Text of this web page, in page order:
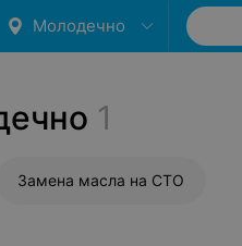
Молодечно
1
Замена масла на СТО